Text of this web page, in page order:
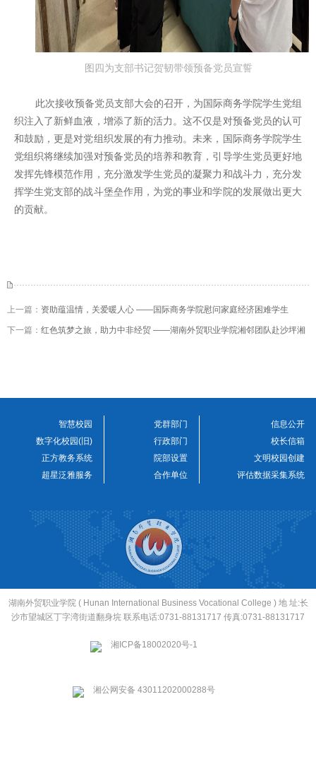
图四为支部书记贺韧带领预备党员宣誓
此次接收预备党员支部大会的召开，为国际商务学院学生党组
织注入了新鲜血液，增添了新的活力。这不仅是对预备党员的认可
和鼓励，更是对党组织发展的有力推动。未来，国际商务学院学生
党组织将继续加强对预备党员的培养和教育，引导学生党员更好地
发挥先锋模范作用，充分激发学生党员的凝聚力和战斗力，充分发
挥学生党支部的战斗堡垒作用，为党的事业和学院的发展做出更大
的贡献。
上一篇： 资助蕴温情，关爱暖人心 ——国际商务学院慰问家庭经济困难学生
下一篇： 红色筑梦之旅，助力中非经贸 ——湖南外贸职业学院湘邻团队赴沙坪湘
智慧校园
党群部门
数字化校园(旧)
行政部门
正方教务系统
院部设置
超星泛雅服务
合作单位
信息公开
校长信箱
文明校园创建
评估数据采集系统
湖南外贸职业学院 ( Hunan International Business Vocational College ) 地 址:长
沙市望城区丁字湾街道翻身垸 联系电话:0731-88131717 传真:0731-88131717
湘ICP备18002020号-1
湘公网安备 43011202000288号